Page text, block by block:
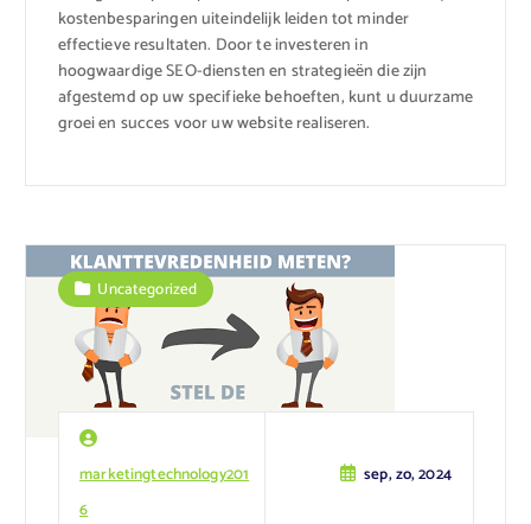
kostenbesparingen uiteindelijk leiden tot minder
effectieve resultaten. Door te investeren in
hoogwaardige SEO-diensten en strategieën die zijn
afgestemd op uw specifieke behoeften, kunt u duurzame
groei en succes voor uw website realiseren.
marketingtechnology201
6
sep, zo, 2024
Uncategorized